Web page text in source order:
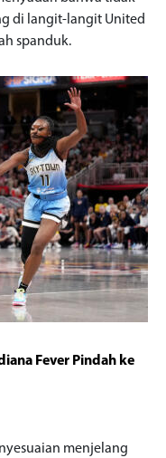
di langit-langit United
spanduk.
Fever Pindah ke
menjelang